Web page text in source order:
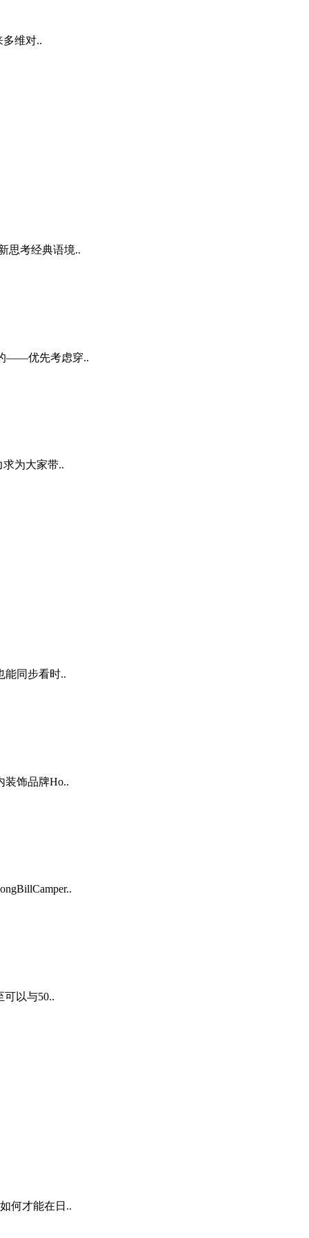
多维对..
思考经典语境..
——优先考虑穿..
求为大家带..
同步看时..
装饰品牌Ho..
以与50..
何才能在日..